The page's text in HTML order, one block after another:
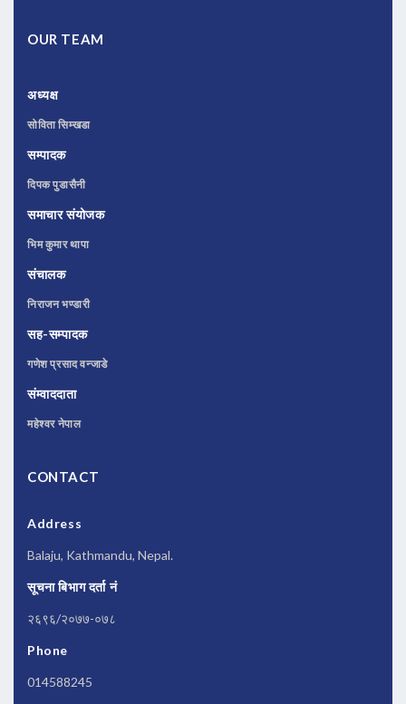
OUR TEAM
अध्यक्ष
सोविता सिम्खडा
सम्पादक
दिपक पुडासैनी
समाचार संयोजक
भिम कुमार थापा
संचालक
निराजन भण्डारी
सह-सम्पादक
गणेश प्रसाद वन्जाडे
संम्वाददाता
महेश्वर नेपाल
CONTACT
Address
Balaju, Kathmandu, Nepal.
सूचना बिभाग दर्ता नं
२६९६/२०७७-०७८
Phone
014588245